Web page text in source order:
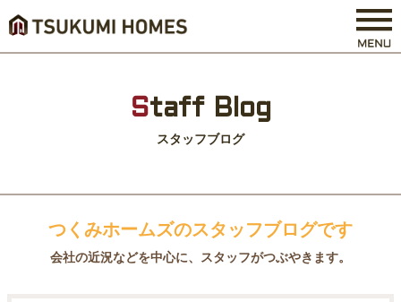
Staff Blog
スタッフブログ
つくみホームズのスタッフブログです
会社の近況などを中心に、スタッフがつぶやきます。